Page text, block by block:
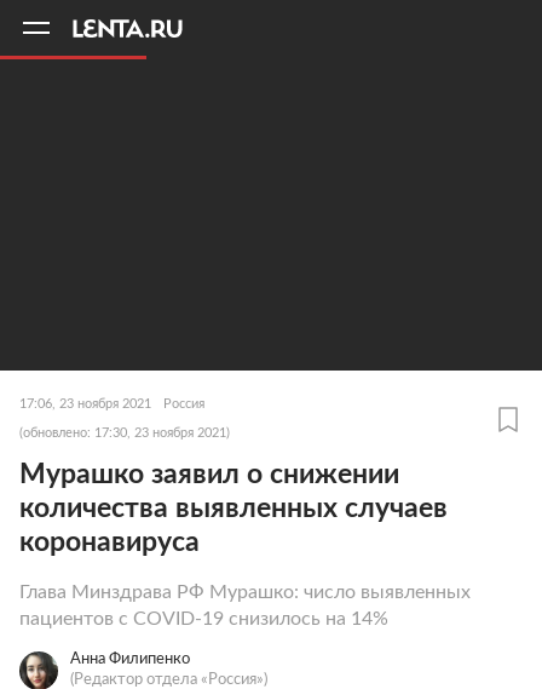
17:06, 23 ноября 2021 Россия
(обновлено: 17:30, 23 ноября 2021)
Мурашко заявил о снижении
количества выявленных случаев
коронавируса
Глава Минздрава РФ Мурашко: число выявленных
пациентов с COVID-19 снизилось на 14%
Анна Филипенко
(Редактор отдела «Россия»)